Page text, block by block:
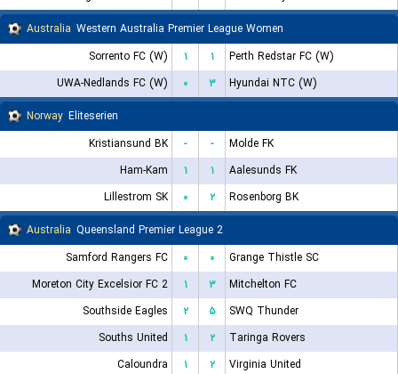
Australia Western Australia Premier League Women
Sorrento FC (W)
۱ ۱
Perth Redstar FC (W)
UWA-Nedlands FC (W)
۰ ۳
Hyundai NTC (W)
Norway Eliteserien
Kristiansund BK
- -
Molde FK
Ham-Kam
۱ ۱
Aalesunds FK
Lillestrom SK
۰ ۲
Rosenborg BK
Australia Queensland Premier League 2
Samford Rangers FC
۰ ۰
Grange Thistle SC
Moreton City Excelsior FC 2
۱ ۳
Mitchelton FC
Southside Eagles
۲ ۵
SWQ Thunder
Souths United
۱ ۲
Taringa Rovers
Caloundra
۱ ۲
Virginia United